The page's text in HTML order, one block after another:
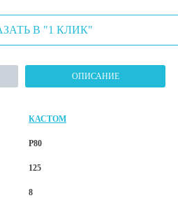
В "1 КЛИК"
ОПИСАНИЕ
КАСТОМ
P80
125
8